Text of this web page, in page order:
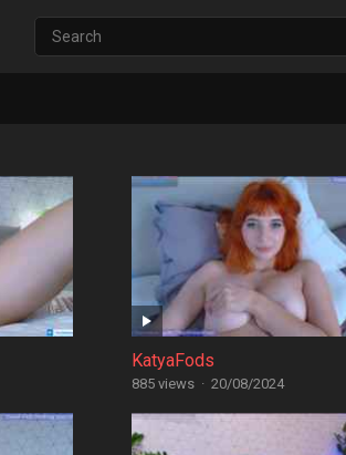
KatyaFods
885 views · 20/08/2024